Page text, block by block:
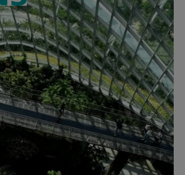
to climate
Transformation: